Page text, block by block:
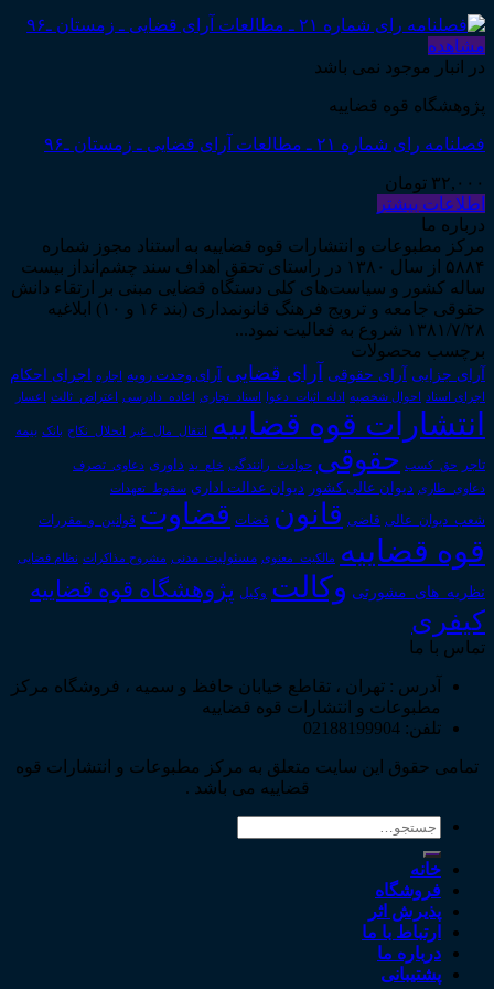
مشاهده
در انبار موجود نمی باشد
پژوهشگاه قوه قضاییه
فصلنامه رای شماره ۲۱ ـ مطالعات آرای قضایی ـ زمستان ـ۹۶
۳۲,۰۰۰ تومان
اطلاعات بیشتر
درباره ما
مرکز مطبوعات و انتشارات قوه قضاییه به استناد مجوز شماره
۵۸۸۴ از سال ۱۳۸۰ در راستای تحقق اهداف سند چشم‌انداز بیست
ساله کشور و سیاست‌های کلی دستگاه قضایی مبنی بر ارتقاء دانش
حقوقی جامعه و ترویج فرهنگ قانونمداری (بند ۱۶ و ۱۰) ابلاغیه
۱۳۸۱/۷/۲۸ شروع به فعالیت نمود...
برچسب محصولات
آرای جزایی آرای حقوقی آرای قضایی آرای وحدت رویه اجاره اجرای احکام
اجرای اسناد احوال شخصیه ادله_اثبات_دعوا اسناد_تجاری اعاده_دادرسی اعتراض_ثالث اعسار
انتشارات قوه قضاییه انتقال_مال_غیر انحلال_نکاح بانک بیمه
تاجر حق_کسب حقوقی حوادث_رانندگی خلع_ید داوری دعاوی_تصرف
دعاوی_طاری دیوان عالی کشور دیوان عدالت اداری سقوط_تعهدات
شعب_دیوان_عالی قاضی قانون قضات قضاوت قوانین_و_مقررات
قوه قضاییه مالکیت_معنوی مسئولیت_مدنی مشروح مذاکرات نظام قضایی
نظریه_های_مشورتی وکالت وکیل پژوهشگاه قوه قضاییه
کیفری
تماس با ما
آدرس : تهران ، تقاطع خیابان حافظ و سمیه ، فروشگاه مرکز
مطبوعات و انتشارات قوه قضاییه
تلفن: 02188199904
تمامی حقوق این سایت متعلق به مرکز مطبوعات و انتشارات قوه
قضاییه می باشد .
جستجو
خانه
فروشگاه
پذیرش اثر
ارتباط با ما
درباره ما
پشتیبانی